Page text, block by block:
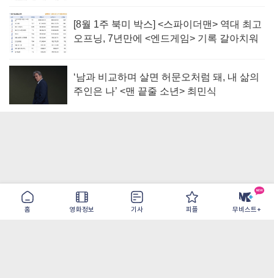
홈 영화정보 기사 피플 무비스트+
[8월 1주 북미 박스] <스파이더맨> 역대 최고
오프닝, 7년만에 <엔드게임> 기록 갈아치워
‘남과 비교하며 살면 허문오처럼 돼, 내 삶의
주인은 나’ <맨 끝줄 소년> 최민식